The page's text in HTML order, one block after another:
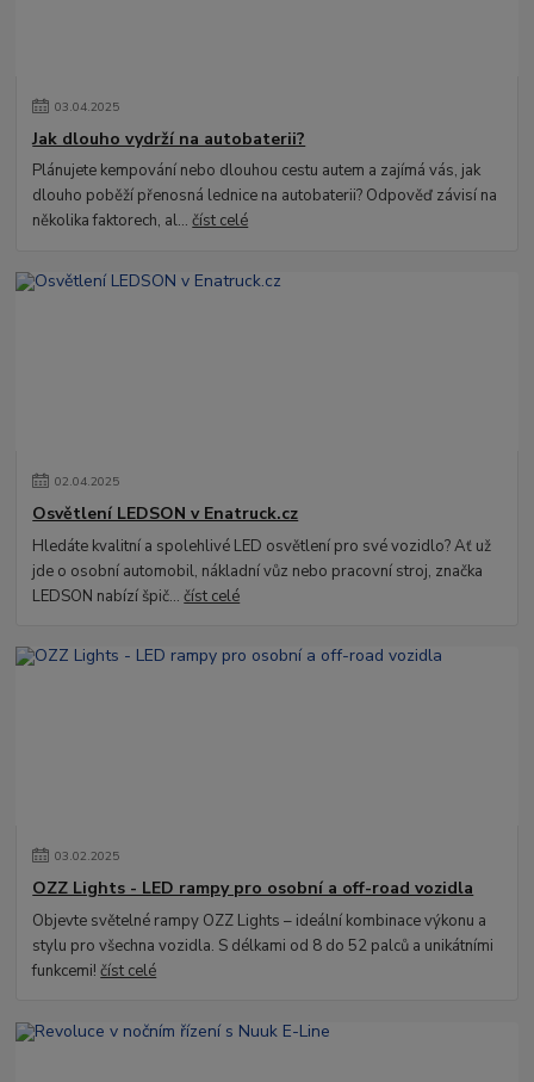
03.04.2025
Jak dlouho vydrží na autobaterii?
Plánujete kempování nebo dlouhou cestu autem a zajímá vás, jak
dlouho poběží přenosná lednice na autobaterii? Odpověď závisí na
několika faktorech, al...číst celé
02.04.2025
Osvětlení LEDSON v Enatruck.cz
Hledáte kvalitní a spolehlivé LED osvětlení pro své vozidlo? Ať už
jde o osobní automobil, nákladní vůz nebo pracovní stroj, značka
LEDSON nabízí špič...číst celé
03.02.2025
OZZ Lights - LED rampy pro osobní a off-road vozidla
Objevte světelné rampy OZZ Lights – ideální kombinace výkonu a
stylu pro všechna vozidla. S délkami od 8 do 52 palců a unikátními
funkcemi!číst celé